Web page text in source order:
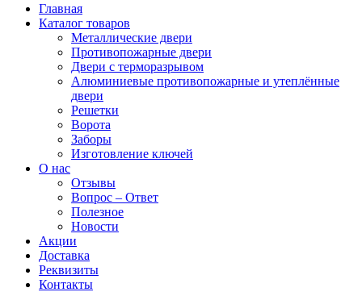
Главная
Каталог товаров
Металлические двери
Противопожарные двери
Двери с терморазрывом
Алюминиевые противопожарные и утеплённые
двери
Решетки
Ворота
Заборы
Изготовление ключей
О нас
Отзывы
Вопрос – Ответ
Полезное
Новости
Акции
Доставка
Реквизиты
Контакты